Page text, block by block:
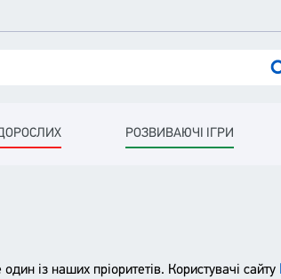
РОЗВИВАЮЧІ ІГРИ
із наших пріоритетів. Користувачі сайту